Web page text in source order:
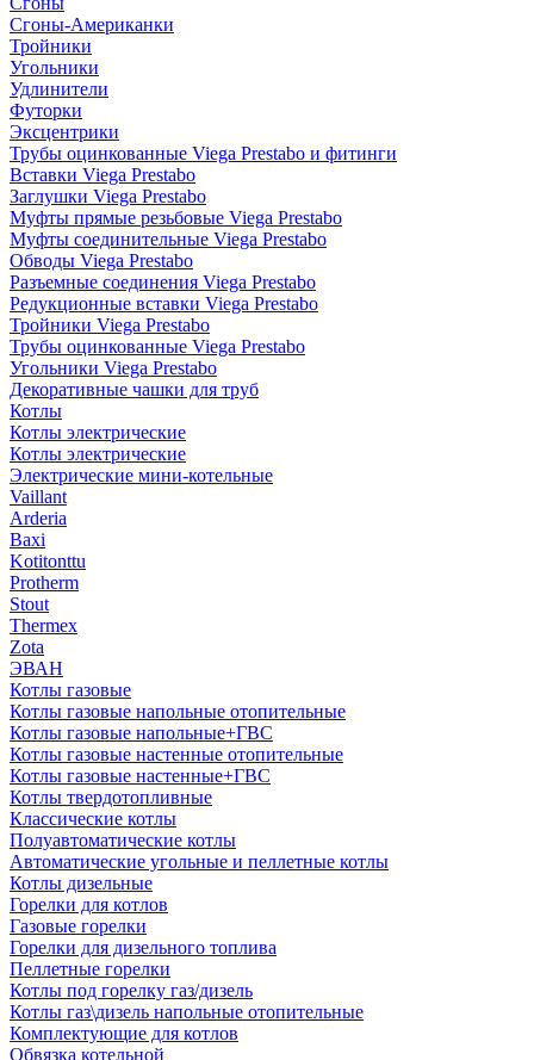
Сгоны-Американки
Тройники
Угольники
Удлинители
Футорки
Эксцентрики
Трубы оцинкованные Viega Prestabo и фитинги
Вставки Viega Prestabo
Заглушки Viega Prestabo
Муфты прямые резьбовые Viega Prestabo
Муфты соединительные Viega Prestabo
Обводы Viega Prestabo
Разъемные соединения Viega Prestabo
Редукционные вставки Viega Prestabo
Тройники Viega Prestabo
Трубы оцинкованные Viega Prestabo
Угольники Viega Prestabo
Декоративные чашки для труб
Котлы
Котлы электрические
Котлы электрические
Электрические мини-котельные
Vaillant
Arderia
Baxi
Kotitonttu
Protherm
Stout
Thermex
Zota
ЭВАН
Котлы газовые
Котлы газовые напольные отопительные
Котлы газовые напольные+ГВС
Котлы газовые настенные отопительные
Котлы газовые настенные+ГВС
Котлы твердотопливные
Классические котлы
Полуавтоматические котлы
Автоматические угольные и пеллетные котлы
Котлы дизельные
Горелки для котлов
Газовые горелки
Горелки для дизельного топлива
Пеллетные горелки
Котлы под горелку газ/дизель
Котлы газ\дизель напольные отопительные
Комплектующие для котлов
Обвязка котельной